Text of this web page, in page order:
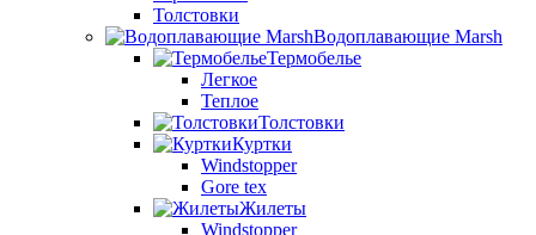
Толстовки
Водоплавающие Marsh
Термобелье
Легкое
Теплое
Толстовки
Куртки
Windstopper
Gore tex
Жилеты
Windstopper